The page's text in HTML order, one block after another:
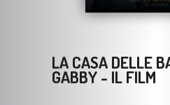
LA CASA DELLE
GABBY - IL FILM